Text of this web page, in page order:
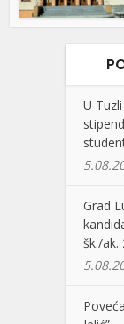
U
Grad
šk./ak.